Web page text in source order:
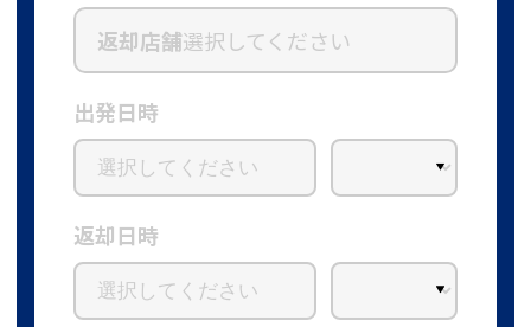
返却店舗選択してください
出発日時
返却日時